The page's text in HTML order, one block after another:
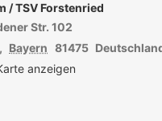
/ TSV Forstenried
Str. 102
, Bayern 81475
anzeigen